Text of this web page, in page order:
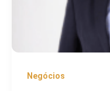
Negócios